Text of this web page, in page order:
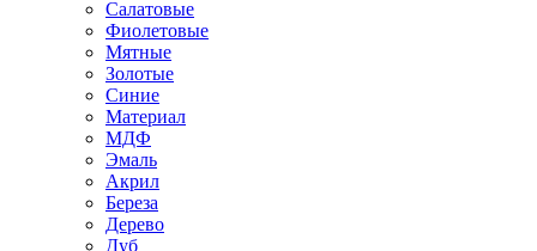
Салатовые
Фиолетовые
Мятные
Золотые
Синие
Материал
МДФ
Эмаль
Акрил
Береза
Дерево
Дуб